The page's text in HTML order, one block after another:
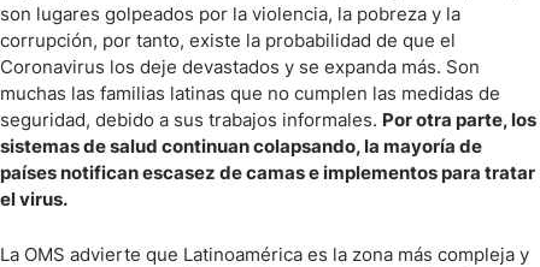
son lugares golpeados por la violencia, la pobreza y la
corrupción, por tanto, existe la probabilidad de que el
Coronavirus los deje devastados y se expanda más. Son
muchas las familias latinas que no cumplen las medidas de
seguridad, debido a sus trabajos informales. Por otra parte, los
sistemas de salud continuan colapsando, la mayoría de
países notifican escasez de camas e implementos para tratar
el virus.
La OMS advierte que Latinoamérica es la zona más compleja y